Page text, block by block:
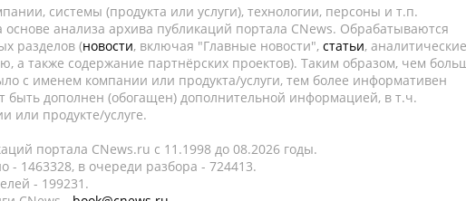
системы (продукта или услуги), технологии, персоны и т.п.
основе анализа архива публикаций портала CNews. Обрабатываются
разделов (новости, включая "Главные новости", статьи, аналитические
а также содержание партнёрских проектов). Таким образом, чем
с именем компании или продукта/услуги, тем более информативен
дополнен (обогащен) дополнительной информацией, в т.ч.
или продукте/услуге.
портала CNews.ru c 11.1998 до 08.2026 годы.
1463328, в очереди разбора - 724413.
- 199231.